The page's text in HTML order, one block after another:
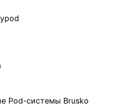
Pod-системы Brusko